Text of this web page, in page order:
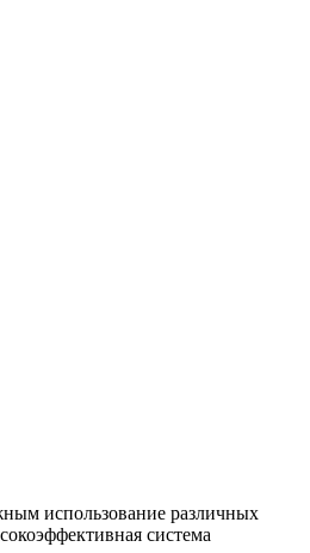
использование различных
система